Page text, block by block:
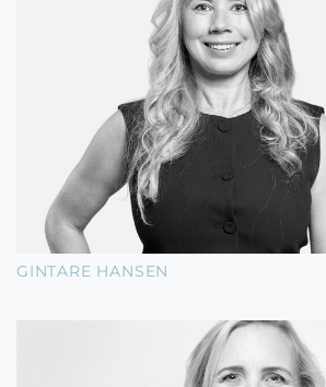
GINTARE HANSEN